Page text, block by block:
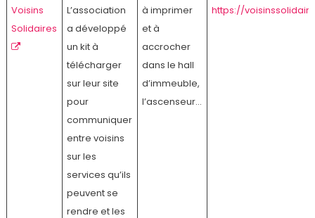
Voisins
Solidaires
L’association
a développé
un kit à
télécharger
sur leur site
pour
communiquer
entre voisins
sur les
services qu’ils
peuvent se
rendre et les
à imprimer
et à
accrocher
dans le hall
d’immeuble,
l’ascenseur…
https://